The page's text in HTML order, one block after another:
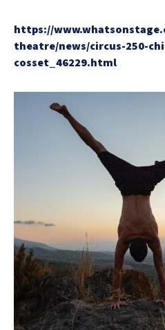
https://
theatre/news/circus-250-
cosset_46229.html